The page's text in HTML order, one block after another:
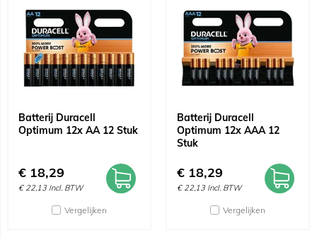
Batterij Duracell
Optimum 12x AA 12 Stuk
€ 18,29
€ 22,13 Incl. BTW
Vergelijken
Batterij Duracell
Optimum 12x AAA 12
Stuk
€ 18,29
€ 22,13 Incl. BTW
Vergelijken